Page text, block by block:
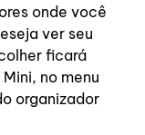
onde você
ver seu
ficará
no menu
organizador